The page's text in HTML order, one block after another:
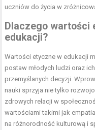
uczniów do życia w
Dlaczego wartości
edukacji?
Wartości etyczne w edukacji
postaw młodych ludzi oraz
przemyślanych decyzji.
nauki sprzyja nie tylko
zdrowych relacji w
wartościami takimi jak
na różnorodność kulturową i